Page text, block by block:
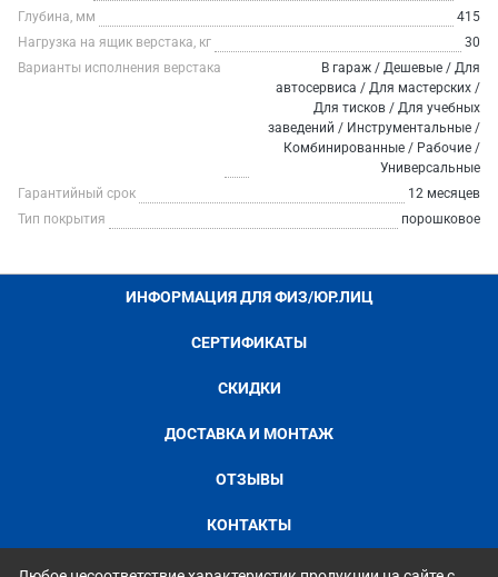
Глубина, мм
415
Нагрузка на ящик верстака, кг
30
Варианты исполнения верстака
В гараж / Дешевые / Для
автосервиса / Для мастерских /
Для тисков / Для учебных
заведений / Инструментальные /
Комбинированные / Рабочие /
Универсальные
Гарантийный срок
12 месяцев
Тип покрытия
порошковое
ИНФОРМАЦИЯ ДЛЯ ФИЗ/ЮР.ЛИЦ
СЕРТИФИКАТЫ
СКИДКИ
ДОСТАВКА И МОНТАЖ
ОТЗЫВЫ
КОНТАКТЫ